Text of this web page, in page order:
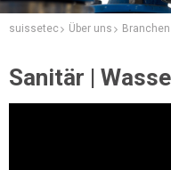
suissetec Über uns Branchen
Sanitär |